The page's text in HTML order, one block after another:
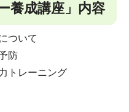
養成講座」内容
ついて
防
トレーニング